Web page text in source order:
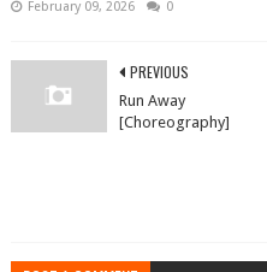
February 09, 2026 0
PREVIOUS
Run Away
[Choreography]